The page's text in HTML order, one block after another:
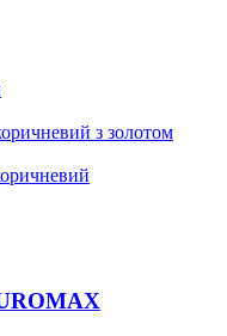
з золотом